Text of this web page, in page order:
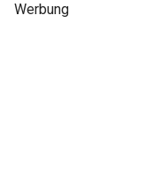
Werbung